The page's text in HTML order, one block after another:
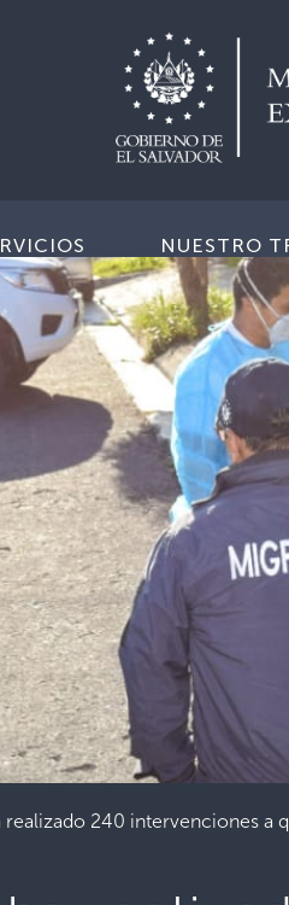
NUESTRO
240 intervenciones a